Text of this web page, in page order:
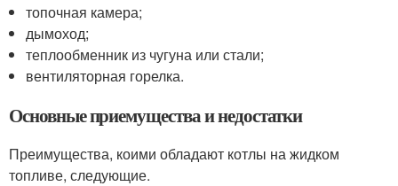
топочная камера;
дымоход;
теплообменник из чугуна или стали;
вентиляторная горелка.
Основные приемущества и недостатки
Преимущества, коими обладают котлы на жидком
топливе, следующие.